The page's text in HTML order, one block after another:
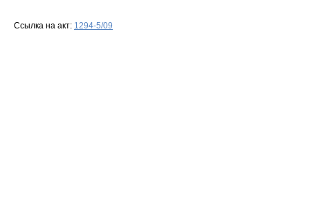
Ссылка на акт: 1294-5/09